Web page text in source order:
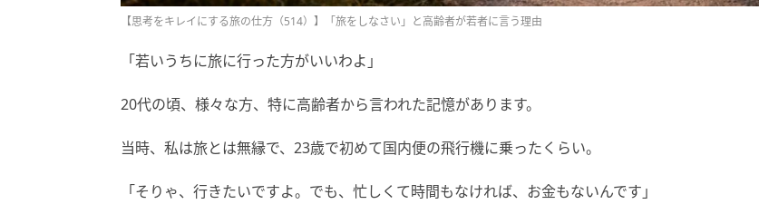
【思考をキレイにする旅の仕方（514）】「旅をしなさい」と高齢者が若者に言う理由
「若いうちに旅に行った方がいいわよ」
20代の頃、様々な方、特に高齢者から言われた記憶があります。
当時、私は旅とは無縁で、23歳で初めて国内便の飛行機に乗ったくらい。
「そりゃ、行きたいですよ。でも、忙しくて時間もなければ、お金もないんです」